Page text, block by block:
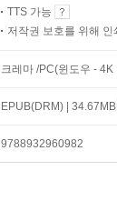
TTS 가능
저작권 보호를 위해
크레마 /PC(윈도우 -
EPUB(DRM) | 34.67MB
9788932960982